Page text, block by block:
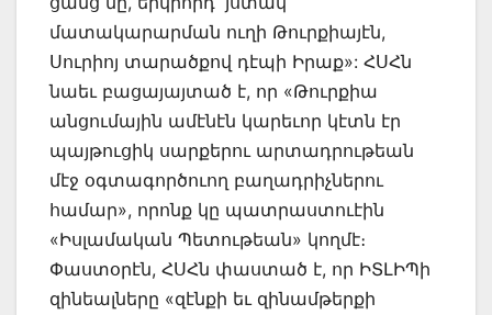
մատակարարման ուղի Թուրքիայէն,
Սուրիոյ տարածքով դէպի Իրաք»: ՀՍՀն
նաեւ բացայայտած է, որ «Թուրքիա
անցումային ամէնէն կարեւոր կէտն էր
պայթուցիկ սարքերու արտադրութեան
մէջ օգտագործուող բաղադրիչներու
համար», որոնք կը պատրաստուէին
«Իսլամական Պետութեան» կողմէ։
Փաստօրէն, ՀՍՀն փաստած է, որ ԻՏԼԻՊի
զինեալները «զէնքի եւ զինամթերքի